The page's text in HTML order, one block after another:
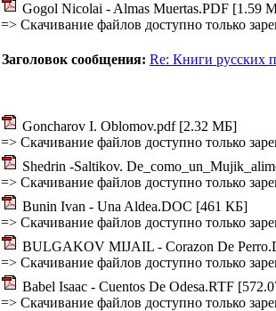
Gogol Nicolai - Almas Muertas.PDF [1.59
=> Скачивание файлов доступно только
Заголовок сообщения: Re: Книги русских
Goncharov I. Oblomov.pdf [2.32 МБ]
=> Скачивание файлов доступно только
Shedrin -Saltikov.
=> Скачивание файлов доступно только
Bunin Ivan - Una Aldea.DOC [461 КБ]
=> Скачивание файлов доступно только
BULGAKOV MIJAIL - Corazon De
=> Скачивание файлов доступно только
Babel Isaac - Cuentos De Odesa.RTF
=> Скачивание файлов доступно только